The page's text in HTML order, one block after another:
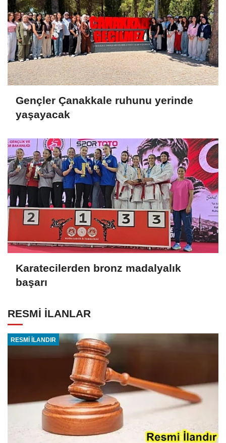
Gençler Çanakkale ruhunu yerinde
yaşayacak
Karatecilerden bronz madalyalık
başarı
RESMİ İLANLAR
RESMİ İLANDIR